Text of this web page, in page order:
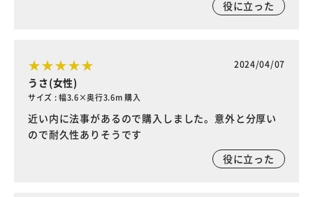
役に立った
2024/04/07
うさ(女性)
サイズ : 幅3.6×奥行3.6m 購入
近い内に法事があるので購入しました。意外と分厚い
ので耐久性ありそうです
役に立った